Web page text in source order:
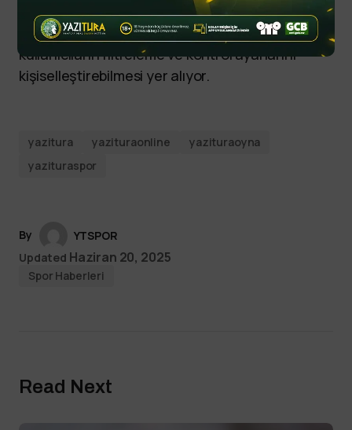
rıza çerçevelerinin oluşturulması, anlık otomatik
denetim sistemlerinin entegrasyonu ve
kullanıcıların filtreleme ve kontrol ayarlarını
kişiselleştirebilmesi yer alıyor.
yazitura yazituraonline
yazituraoyna
yazituraspor
By
YTSPOR
Updated Haziran 20, 2025
Spor Haberleri
Read Next